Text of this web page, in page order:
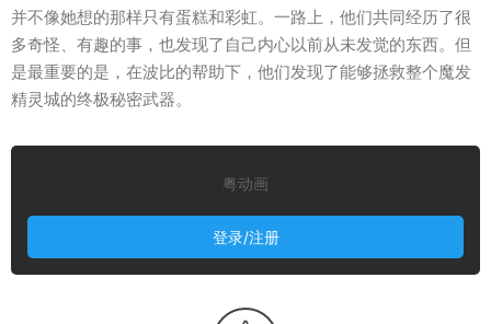
并不像她想的那样只有蛋糕和彩虹。一路上，他们共同经历了很
多奇怪、有趣的事，也发现了自己内心以前从未发觉的东西。但
是最重要的是，在波比的帮助下，他们发现了能够拯救整个魔发
精灵城的终极秘密武器。
粤动画
登录/注册